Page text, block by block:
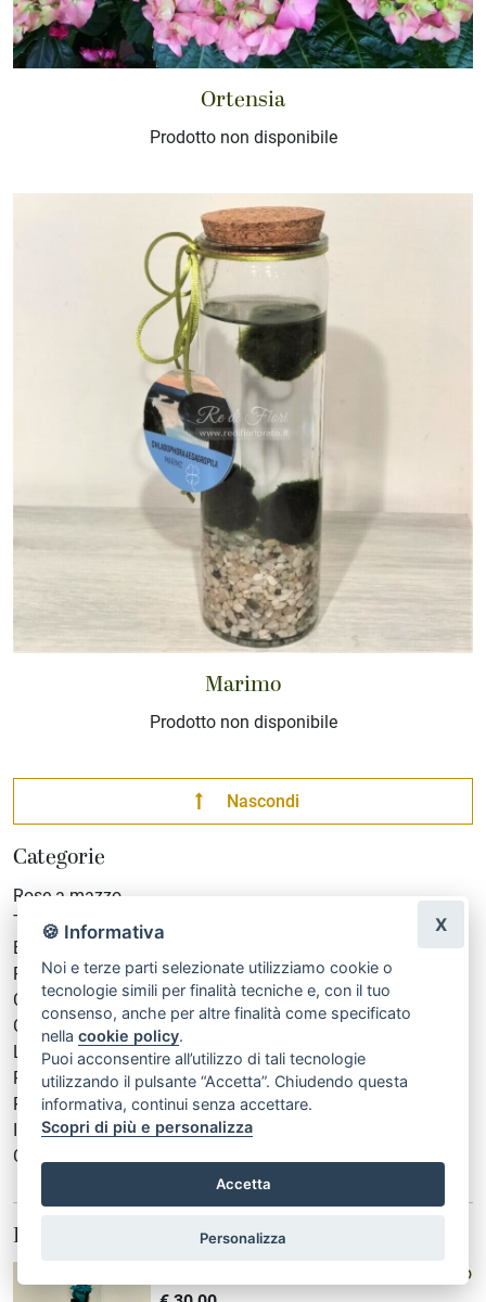
Ortensia
Prodotto non disponibile
Marimo
Prodotto non disponibile
Nascondi
Categorie
Rose a mazzo
Terrarium
Bouquet
Rose Stabilizzate
Composizioni floreali
Cuori
Laurea
Piante
Piante Artificiali
In evidenza
Condoglianze
Prodotti in evidenza
Rosa stabilizzata turchese - vaso cilindro
🍪 Informativa
Noi e terze parti selezionate utilizziamo cookie o
tecnologie simili per finalità tecniche e, con il tuo
consenso, anche per altre finalità come specificato
nellacookie policy.
Puoi acconsentire all’utilizzo di tali tecnologie
utilizzando il pulsante “Accetta”. Chiudendo questa
informativa, continui senza accettare.
Scopri di più e personalizza
Accetta
Personalizza
X